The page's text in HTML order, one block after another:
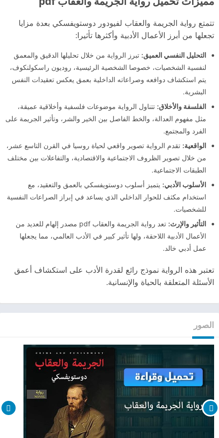
تتمتع رواية الجريمة والعقاب لفيودور دوستويفسكي بعدة مزايا
تجعلها من أبرز الأعمال الأدبية وأكثرها تأثيرا:
التحليل النفسي العميق: تبرز الرواية من خلال تحليلها الدقيق والمعمق
لنفسية الشخصيات، خصوصا الشخصية الرئيسية، روديون راسكولنكوف،
يتم استكشاف دوافعه وصراعاته الداخلية بعمق يعكس تعقيدات النفس
البشرية.
الفلسفة والأخلاق: تتناول الرواية موضوعات فلسفية وأخلاقية عميقة،
مثل مفهوم العدالة، والخط الفاصل بين الخير والشر، وتأثير الجريمة على
الفرد والمجتمع.
الواقعية: تقدم الرواية تصوير واقعي لحياة روسيا في القرن التاسع عشر،
من خلال تصوير الظروف الاجتماعية والاقتصادية، والتفاعلات بين مختلف
الطبقات الاجتماعية.
الأسلوب الأدبي: يتميز أسلوب دوستويفسكي بالعمق والتعقيد، مع
استخدام مكثف للحوار الداخلي الذي يساعد في إبراز الصراعات النفسية
للشخصيات.
التأثير والإرث:
تعد رواية الجريمة والعقاب pdf مصدر إلهام للعديد من
الأعمال الأدبية اللاحقة، ولها تأثير كبير في الأدب العالمي، مما يجعلها
عمل أدبي خالد.
تعتبر هذه الرواية نموذج رائع لقدرة الأدب على استكشاف أعمق
الأسئلة المتعلقة بالحياة والإنسانية.
الصور